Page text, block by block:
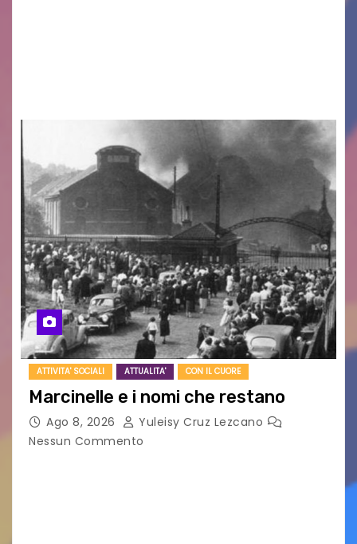
ATTIVITA' SOCIALI ATTUALITA' CON IL CUORE
Marcinelle e i nomi che restano
Ago 8, 2026
Yuleisy Cruz Lezcano
Nessun Commento